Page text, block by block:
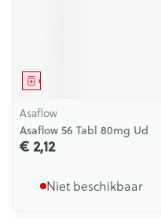
Geneesmiddel
Asaflow
Asaflow 56 Tabl 80mg Ud
€ 2,12
Niet beschikbaar